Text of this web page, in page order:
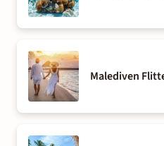
Malediven